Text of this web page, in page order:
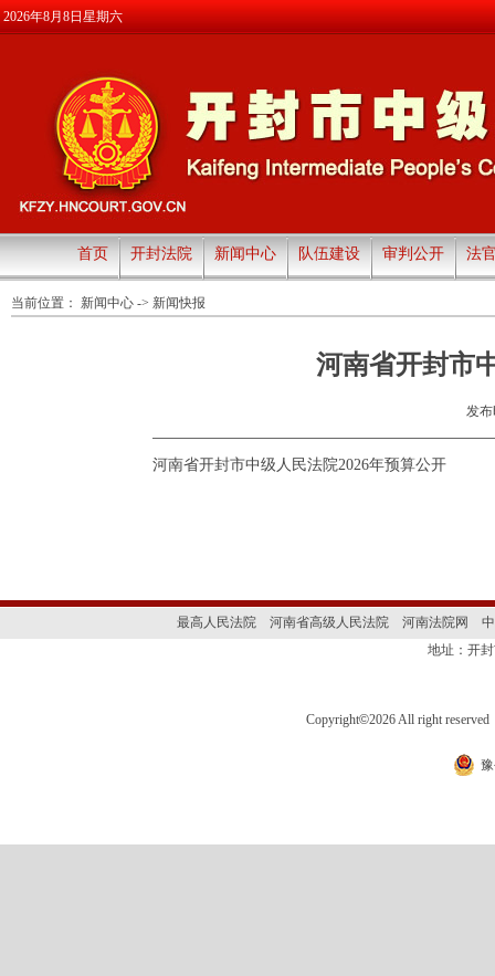
2026年8月8日星期六
首页 开封法院 新闻中心 队伍建设 审判公开 法
当前位置： 新闻中心 -> 新闻快报
河南省开封市
发布
河南省开封市中级人民法院2026年预算公开
最高人民法院 河南省高级人民法院 河南法院网
地址：开
Copyright©2026 All right